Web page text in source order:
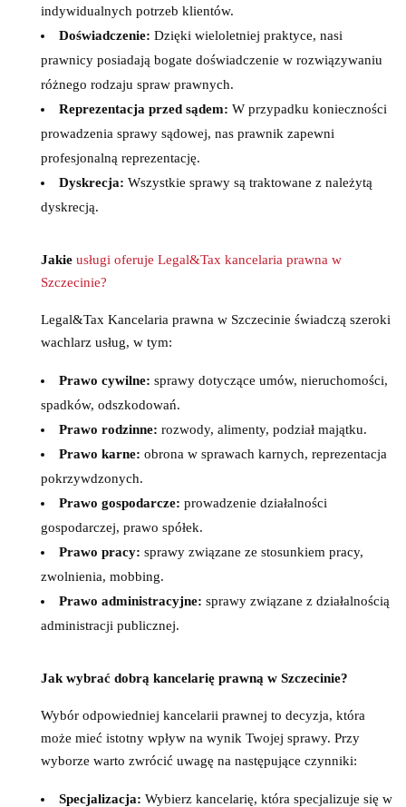
indywidualnych potrzeb klientów.
Doświadczenie: Dzięki wieloletniej praktyce, nasi
prawnicy posiadają bogate doświadczenie w rozwiązywaniu
różnego rodzaju spraw prawnych.
Reprezentacja przed sądem: W przypadku konieczności
prowadzenia sprawy sądowej, nas prawnik zapewni
profesjonalną reprezentację.
Dyskrecja: Wszystkie sprawy są traktowane z należytą
dyskrecją.
Jakie usługi oferuje Legal&Tax kancelaria prawna w
Szczecinie?
Legal&Tax Kancelaria prawna w Szczecinie świadczą szeroki
wachlarz usług, w tym:
Prawo cywilne: sprawy dotyczące umów, nieruchomości,
spadków, odszkodowań.
Prawo rodzinne: rozwody, alimenty, podział majątku.
Prawo karne: obrona w sprawach karnych, reprezentacja
pokrzywdzonych.
Prawo gospodarcze: prowadzenie działalności
gospodarczej, prawo spółek.
Prawo pracy: sprawy związane ze stosunkiem pracy,
zwolnienia, mobbing.
Prawo administracyjne: sprawy związane z działalnością
administracji publicznej.
Jak wybrać dobrą kancelarię prawną w Szczecinie?
Wybór odpowiedniej kancelarii prawnej to decyzja, która
może mieć istotny wpływ na wynik Twojej sprawy. Przy
wyborze warto zwrócić uwagę na następujące czynniki:
Specjalizacja: Wybierz kancelarię, która specjalizuje się w